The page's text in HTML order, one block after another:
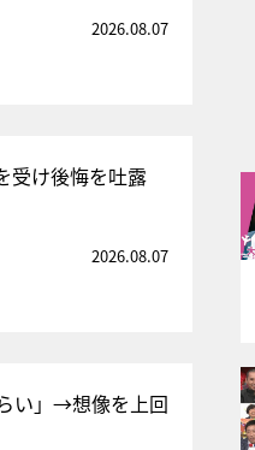
2026.08.07
受け後悔を吐露
2026.08.07
い」→想像を上回